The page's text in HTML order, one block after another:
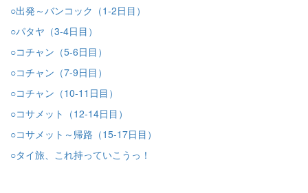
○出発～バンコック（1-2日目）
○パタヤ（3-4日目）
○コチャン（5-6日目）
○コチャン（7-9日目）
○コチャン（10-11日目）
○コサメット（12-14日目）
○コサメット～帰路（15-17日目）
○タイ旅、これ持っていこうっ！